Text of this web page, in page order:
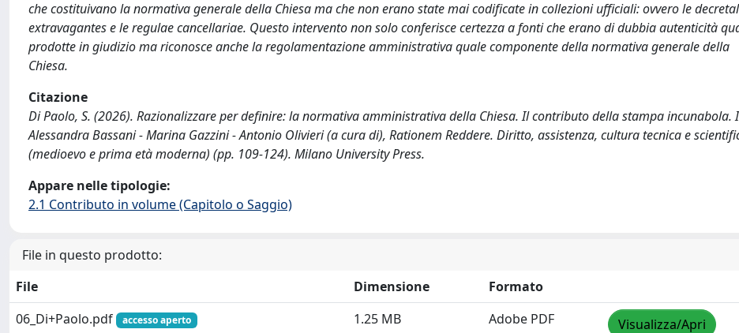
che costituivano la normativa generale della Chiesa ma che non erano state mai codificate in collezioni ufficiali: ovvero le
extravagantes e le regulae cancellariae. Questo intervento non solo conferisce certezza a fonti che erano di dubbia autenticità
prodotte in giudizio ma riconosce anche la regolamentazione amministrativa quale componente della normativa generale della
Chiesa.
Citazione
Di Paolo, S. (2026). Razionalizzare per definire: la normativa amministrativa della Chiesa. Il contributo della stampa incunabola.
Alessandra Bassani - Marina Gazzini - Antonio Olivieri (a cura di), Rationem Reddere. Diritto, assistenza, cultura tecnica e
(medioevo e prima età moderna) (pp. 109-124). Milano University Press.
Appare nelle tipologie:
2.1 Contributo in volume (Capitolo o Saggio)
File in questo prodotto:
File
Dimensione
Formato
06_Di+Paolo.pdf
accesso aperto 1.25 MB Adobe PDF Visualizza/Apri